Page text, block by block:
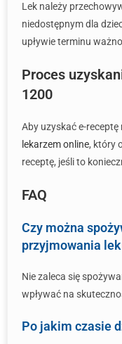
Lek należy
niedostępnym dla
upływie terminu
Proces
1200
Aby uzyskać e-
lekarzem online, który
receptę, jeśli to
FAQ
Czy można
przyjmowania
Nie zaleca się
wpływać na
Po jakim czasie